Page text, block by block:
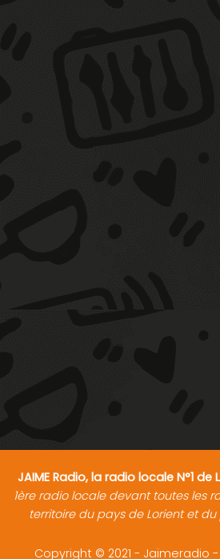
JAIME Radio, la radio locale N°1
1ère radio locale devant toutes les
territoire du pays de Lorient et
Copyright © 2021 - Jaimeradio -